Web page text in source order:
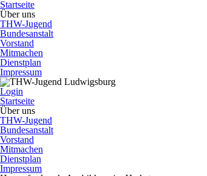
Startseite
Über uns
THW-Jugend
Bundesanstalt
Vorstand
Mitmachen
Dienstplan
Impressum
Login
Startseite
Über uns
THW-Jugend
Bundesanstalt
Vorstand
Mitmachen
Dienstplan
Impressum